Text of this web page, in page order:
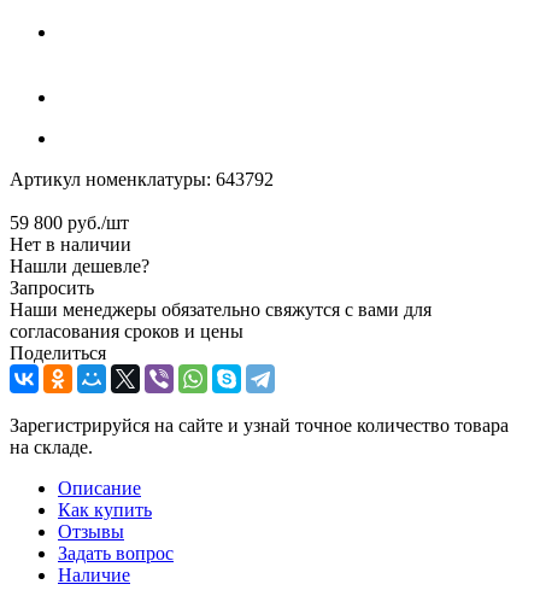
Артикул номенклатуры: 643792
59 800 руб./шт
Нет в наличии
Нашли дешевле?
Запросить
Наши менеджеры обязательно свяжутся с вами для
согласования сроков и цены
Поделиться
Зарегистрируйся на сайте и узнай точное количество товара
на складе.
Описание
Как купить
Отзывы
Задать вопрос
Наличие